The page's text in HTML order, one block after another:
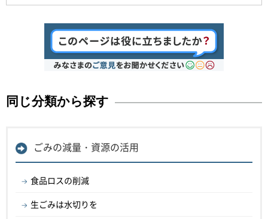
同じ分類から探す
ごみの減量・資源の活用
食品ロスの削減
生ごみは水切りを